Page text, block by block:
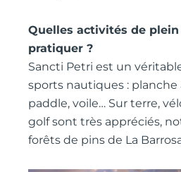
Quelles activités de
pratiquer ?
Sancti Petri est un
sports nautiques : planche
paddle, voile… Sur terre,
golf sont très appréciés,
forêts de pins de La